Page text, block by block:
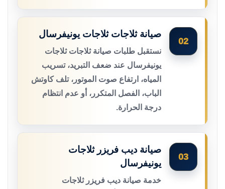
02
صيانة ثلاجات ثلاجات يونيفرسال
نستقبل طلبات صيانة ثلاجات ثلاجات
يونيفرسال عند ضعف التبريد، تسريب
المياه، ارتفاع صوت الموتور، تلف كاوتش
الباب، الفصل المتكرر، أو عدم انتظام
درجة الحرارة.
03
صيانة ديب فريزر ثلاجات
يونيفرسال
خدمة صيانة ديب فريزر ثلاجات